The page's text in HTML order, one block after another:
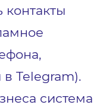
контакты
Telegram).
система